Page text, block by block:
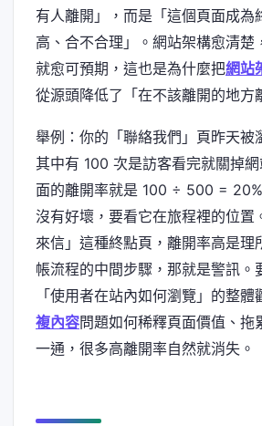
有人離開」，而是「這個頁面成為
高、合不合理」。網站架構愈清楚
就愈可預期，這也是為什麼把網站
從源頭降低了「在不該離開的地方
舉例：你的「聯絡我們」頁昨天被
其中有 100 次是訪客看完就關掉
面的離開率就是 100 ÷ 500 =
沒有好壞，要看它在旅程裡的位置
來信」這種終點頁，離開率高是理
帳流程的中間步驟，那就是警訊。
「使用者在站內如何瀏覽」的整
複內容問題如何稀釋頁面價值、拖
一通，很多高離開率自然就消失。